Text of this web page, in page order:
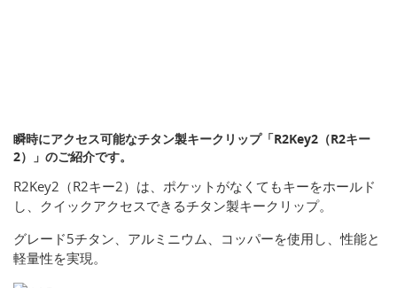
瞬時にアクセス可能なチタン製キークリップ「R2Key2（R2キー
2）」のご紹介です。
R2Key2（R2キー2）は、ポケットがなくてもキーをホールド
し、クイックアクセスできるチタン製キークリップ。
グレード5チタン、アルミニウム、コッパーを使用し、性能と
軽量性を実現。